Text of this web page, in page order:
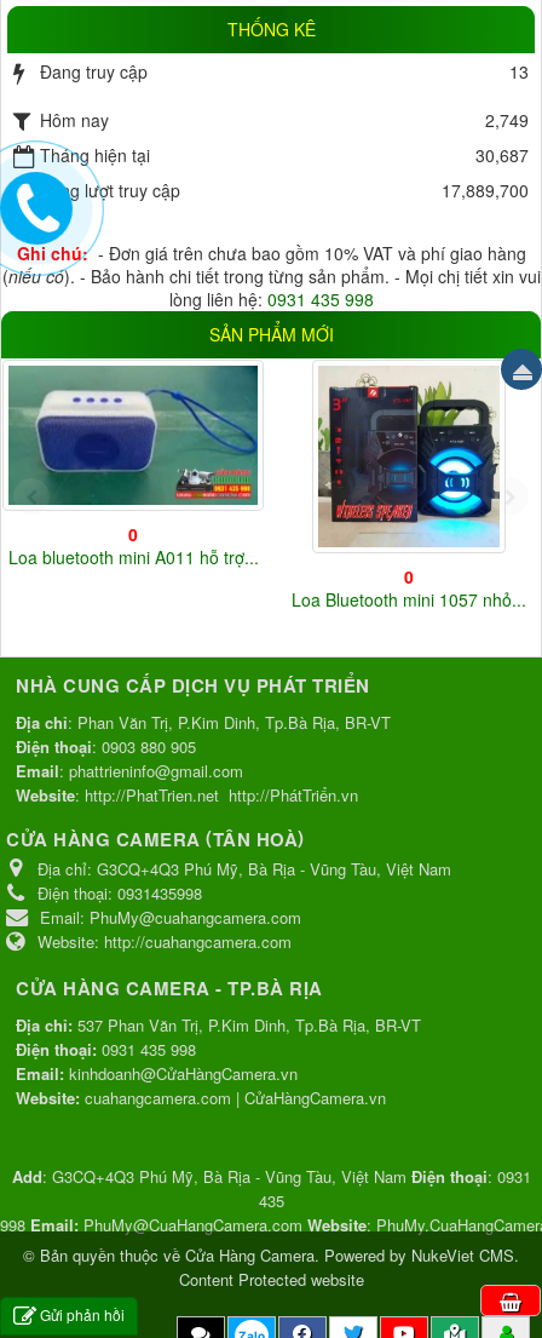
3 tháng(3) 4 tháng(0)
5 tháng(0) 6 tháng(6)
7 tháng(0)
9 tháng(1)
11 tháng(0)
18 tháng(3)
HDD(6) Thẻ Nhớ(26)
Cloud(17)
ĐIỆN ÁP
(37)
220V(3) Điện áp khác(20)
THỐNG KÊ
Đang truy cập
13
Hôm nay
2,749
Tháng hiện tại
30,687
Tổng lượt truy cập
17,889,700
VND
Ghi chú:- Đơn giá trên chưa bao gồm 10% VAT và phí giao hàng
(niếu có). - Bảo hành chi tiết trong từng sản phẩm. - Mọi chị tiết xin vui
lòng liên hệ: 0931 435 998
SẢN PHẨM MỚI
0
Loa bluetooth mini A011 hỗ trợ...
0
Loa Bluetooth mini 1057 nhỏ...
NHÀ CUNG CẤP DỊCH VỤ PHÁT TRIỂN
Địa chỉ: Phan Văn Trị, P.Kim Dinh, Tp.Bà Rịa, BR-VT
Điện thoại: 0903 880 905
Email: phattrieninfo@gmail.com
Website: http://PhatTrien.net http://PhátTriển.vn
CỬA HÀNG CAMERA (TÂN HOÀ)
Địa chỉ: G3CQ+4Q3 Phú Mỹ, Bà Rịa - Vũng Tàu, Việt Nam
Điện thoại: 0931435998
Email: PhuMy@cuahangcamera.com
Website: http://cuahangcamera.com
CỬA HÀNG CAMERA - TP.BÀ RỊA
Địa chỉ: 537 Phan Văn Trị, P.Kim Dinh, Tp.Bà Rịa, BR-VT
Điện thoại: 0931 435 998
Email: kinhdoanh@CửaHàngCamera.vn
Website: cuahangcamera.com | CửaHàngCamera.vn
Gửi phản hồi
Add: G3CQ+4Q3 Phú Mỹ, Bà Rịa - Vũng Tàu, Việt Nam Điện thoại: 0931
435
998 Email: PhuMy@CuaHangCamera.com Website:
© Bản quyền thuộc về Cửa Hàng Camera. Powered by NukeViet CMS.
Content Protected website